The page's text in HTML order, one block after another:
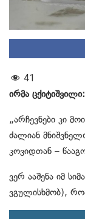
41
ირმა ცქიტიშვილი:
„არჩევნები კი
ძალიან
კოვიდთან –
ვერ ააშენა იმ
ვგულისხმობ),